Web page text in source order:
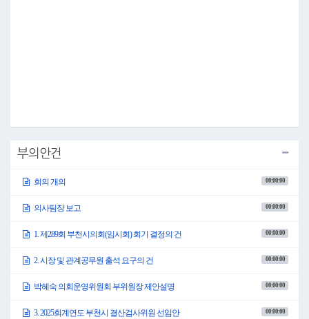
행, 그리고 서른 돌을 맞이하는 부천국제판타스틱영화제를 비롯한 각종 국내외
이런 호재들이 방문객 증가로 이어져 지역상권을 활성화하고 다시 찾고 싶은 부
이번 임시회는 12일간의 일정으로 열리게 됩니다.
결산검사위원을 선임하고 조례안을 처리하며 시정질문을 통해 주요 현안을 점
80여 일 남은 지방선거 준비로 여러모로 분주할 것입니다만 이번 회기 소기의 성
아울러 해빙기 안전사고와 봄철 화재 등 시기별 위험요소를 현장 중심으로 철저
에도 만전을 기해 주시기를 당부드립니다.
이어서 의사팀장으로부터 보고가 있겠습니다.
부의안건
회의 개의 00:00:00
의사팀장 보고 00:00:00
1. 제289회 부천시의회(임시회) 회기 결정의 건 00:00:00
2. 시장 및 관계공무원 출석 요구의 건 00:00:00
박혜숙 의회운영위원회 부위원장 제안설명 00:00:00
3. 2025회계연도 부천시 결산검사위원 선임안 00:00:00